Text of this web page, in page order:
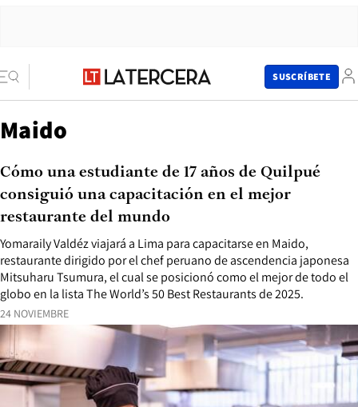
SUSCRÍBETE
Maido
24 NOVIEMBRE
Yomaraily Valdéz viajará a Lima para capacitarse en Maido,
restaurante dirigido por el chef peruano de ascendencia japonesa
Mitsuharu Tsumura, el cual se posicionó como el mejor de todo el
globo en la lista The World’s 50 Best Restaurants de 2025.
Cómo una estudiante de 17 años de Quilpué
consiguió una capacitación en el mejor
restaurante del mundo